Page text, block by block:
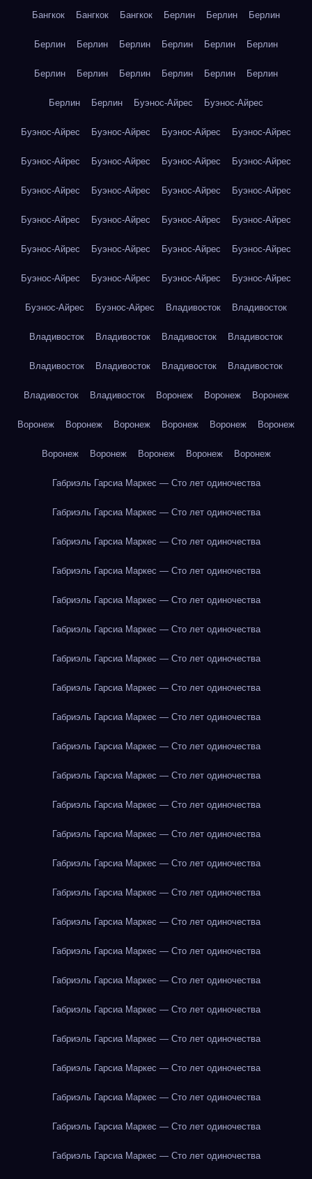
Бангкок Бангкок Бангкок Берлин Берлин Берлин
Берлин Берлин Берлин Берлин Берлин Берлин
Берлин Берлин Берлин Берлин Берлин Берлин
Берлин Берлин Буэнос-Айрес Буэнос-Айрес
Буэнос-Айрес Буэнос-Айрес Буэнос-Айрес Буэнос-Айрес
Буэнос-Айрес Буэнос-Айрес Буэнос-Айрес Буэнос-Айрес
Буэнос-Айрес Буэнос-Айрес Буэнос-Айрес Буэнос-Айрес
Буэнос-Айрес Буэнос-Айрес Буэнос-Айрес Буэнос-Айрес
Буэнос-Айрес Буэнос-Айрес Буэнос-Айрес Буэнос-Айрес
Буэнос-Айрес Буэнос-Айрес Буэнос-Айрес Буэнос-Айрес
Буэнос-Айрес Буэнос-Айрес Владивосток Владивосток
Владивосток Владивосток Владивосток Владивосток
Владивосток Владивосток Владивосток Владивосток
Владивосток Владивосток Воронеж Воронеж Воронеж
Воронеж Воронеж Воронеж Воронеж Воронеж Воронеж
Воронеж Воронеж Воронеж Воронеж Воронеж
Габриэль Гарсиа Маркес — Сто лет одиночества
Габриэль Гарсиа Маркес — Сто лет одиночества
Габриэль Гарсиа Маркес — Сто лет одиночества
Габриэль Гарсиа Маркес — Сто лет одиночества
Габриэль Гарсиа Маркес — Сто лет одиночества
Габриэль Гарсиа Маркес — Сто лет одиночества
Габриэль Гарсиа Маркес — Сто лет одиночества
Габриэль Гарсиа Маркес — Сто лет одиночества
Габриэль Гарсиа Маркес — Сто лет одиночества
Габриэль Гарсиа Маркес — Сто лет одиночества
Габриэль Гарсиа Маркес — Сто лет одиночества
Габриэль Гарсиа Маркес — Сто лет одиночества
Габриэль Гарсиа Маркес — Сто лет одиночества
Габриэль Гарсиа Маркес — Сто лет одиночества
Габриэль Гарсиа Маркес — Сто лет одиночества
Габриэль Гарсиа Маркес — Сто лет одиночества
Габриэль Гарсиа Маркес — Сто лет одиночества
Габриэль Гарсиа Маркес — Сто лет одиночества
Габриэль Гарсиа Маркес — Сто лет одиночества
Габриэль Гарсиа Маркес — Сто лет одиночества
Габриэль Гарсиа Маркес — Сто лет одиночества
Габриэль Гарсиа Маркес — Сто лет одиночества
Габриэль Гарсиа Маркес — Сто лет одиночества
Габриэль Гарсиа Маркес — Сто лет одиночества